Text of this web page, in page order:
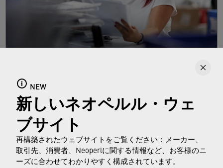
NEW
新しいネオペルル・ウェ
ブサイト
再構築されたウェブサイトをご覧ください：メーカー、
取引先、消費者、Neoperlに関する情報など、お客様のニ
ーズに合わせてわかりやすく構成されています。
キャリアをスタートさせる方、学校を卒業され
る方、新卒の方、プロフェッショナルの方な
ど、Neoperl（ネオパール）が雇用主として提
供する様々な機会についてご覧ください。
続きを読む